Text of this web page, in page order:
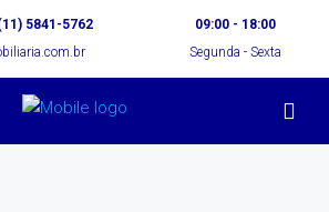
5841-5762
09:00 - 18:00
Segunda - Sexta